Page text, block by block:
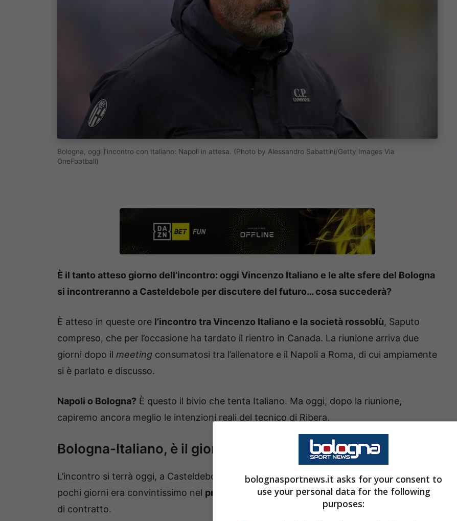
Bologna, oggi l’incontro con Italiano: Napoli in attesa. (Photo by Alessandro Sabattini/Getty Images Via
OneFootball)
È il tanto atteso giorno dell’incontro: oggi Vincenzo Italiano e le alte sfere del Bologna
si incontreranno a Casteldebole per discutere del futuro… cosa succederà?
È atteso in queste ore l’incontro tra Vincenzo Italiano e la società rossoblù, Saputo
compreso, che per l’occasione ha tardato il rientro in Canada. La riunione arriva due
giorni dopo il meeting consumatosi tra l’allenatore e il Napoli a Roma, di cui ampiamente
si è parlato e discusso.
Napoli o Bologna? È questo il bivio che tenta Italiano. Ma oggi, dopo la riunione,
capiremo ancora meglio le intenzioni reali del tecnico di Ribera.
Bologna-Italiano, è il giorno dell’incontro: il Napoli osserva
L’incontro si terrà oggi, a Casteldebole. Sul tavolo c’è il futuro del Bologna. Il club fino a
pochi giorni era convintissimo nel proseguire con Italiano, forte anche di un altro anno
di contratto.
bolognasportnews.it asks for your consent to
use your personal data for the following
purposes: